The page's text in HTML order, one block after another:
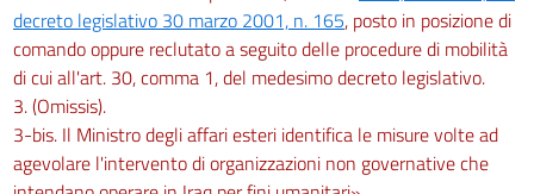
decreto legislativo 30 marzo 2001, n. 165, posto in posizione di
comando oppure reclutato a seguito delle procedure di mobilità
di cui all'art. 30, comma 1, del medesimo decreto legislativo.
3. (Omissis).
3-bis. Il Ministro degli affari esteri identifica le misure volte ad
agevolare l'intervento di organizzazioni non governative che